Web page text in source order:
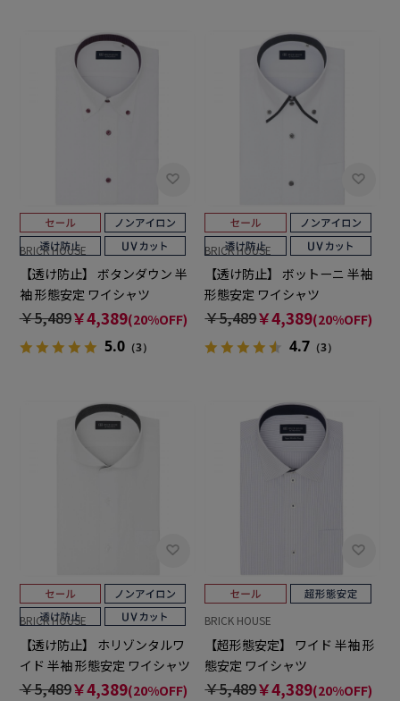
BRICK HOUSE
【透け防止】 ボタンダウン 半
袖 形態安定 ワイシャツ
￥5,489￥4,389(20%OFF)
5.0（3）
BRICK HOUSE
【透け防止】 ボットーニ 半袖
形態安定 ワイシャツ
￥5,489￥4,389(20%OFF)
4.7 （3）
BRICK HOUSE
【透け防止】 ホリゾンタルワ
イド 半袖 形態安定 ワイシャツ
￥5,489￥4,389(20%OFF)
BRICK HOUSE
【超形態安定】 ワイド 半袖 形
態安定 ワイシャツ
￥5,489￥4,389(20%OFF)